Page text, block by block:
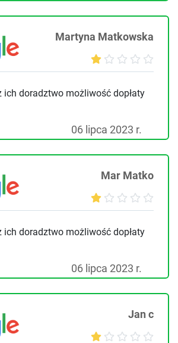
Martyna Matkowska
ich doradztwo możliwość dopłaty
06 lipca 2023 r.
Mar Matko
ich doradztwo możliwość dopłaty
06 lipca 2023 r.
Jan c